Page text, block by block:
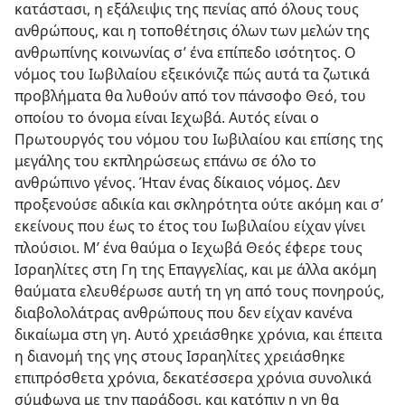
κατάστασι, η εξάλειψις της πενίας από όλους τους
ανθρώπους, και η τοποθέτησις όλων των μελών της
ανθρωπίνης κοινωνίας σ’ ένα επίπεδο ισότητος. Ο
νόμος του Ιωβιλαίου εξεικόνιζε πώς αυτά τα ζωτικά
προβλήματα θα λυθούν από τον πάνσοφο Θεό, του
οποίου το όνομα είναι Ιεχωβά. Αυτός είναι ο
Πρωτουργός του νόμου του Ιωβιλαίου και επίσης της
μεγάλης του εκπληρώσεως επάνω σε όλο το
ανθρώπινο γένος. Ήταν ένας δίκαιος νόμος. Δεν
προξενούσε αδικία και σκληρότητα ούτε ακόμη και σ’
εκείνους που έως το έτος του Ιωβιλαίου είχαν γίνει
πλούσιοι. Μ’ ένα θαύμα ο Ιεχωβά Θεός έφερε τους
Ισραηλίτες στη Γη της Επαγγελίας, και με άλλα ακόμη
θαύματα ελευθέρωσε αυτή τη γη από τους πονηρούς,
διαβολολάτρας ανθρώπους που δεν είχαν κανένα
δικαίωμα στη γη. Αυτό χρειάσθηκε χρόνια, και έπειτα
η διανομή της γης στους Ισραηλίτες χρειάσθηκε
επιπρόσθετα χρόνια, δεκατέσσερα χρόνια συνολικά
σύμφωνα με την παράδοσι, και κατόπιν η γη θα